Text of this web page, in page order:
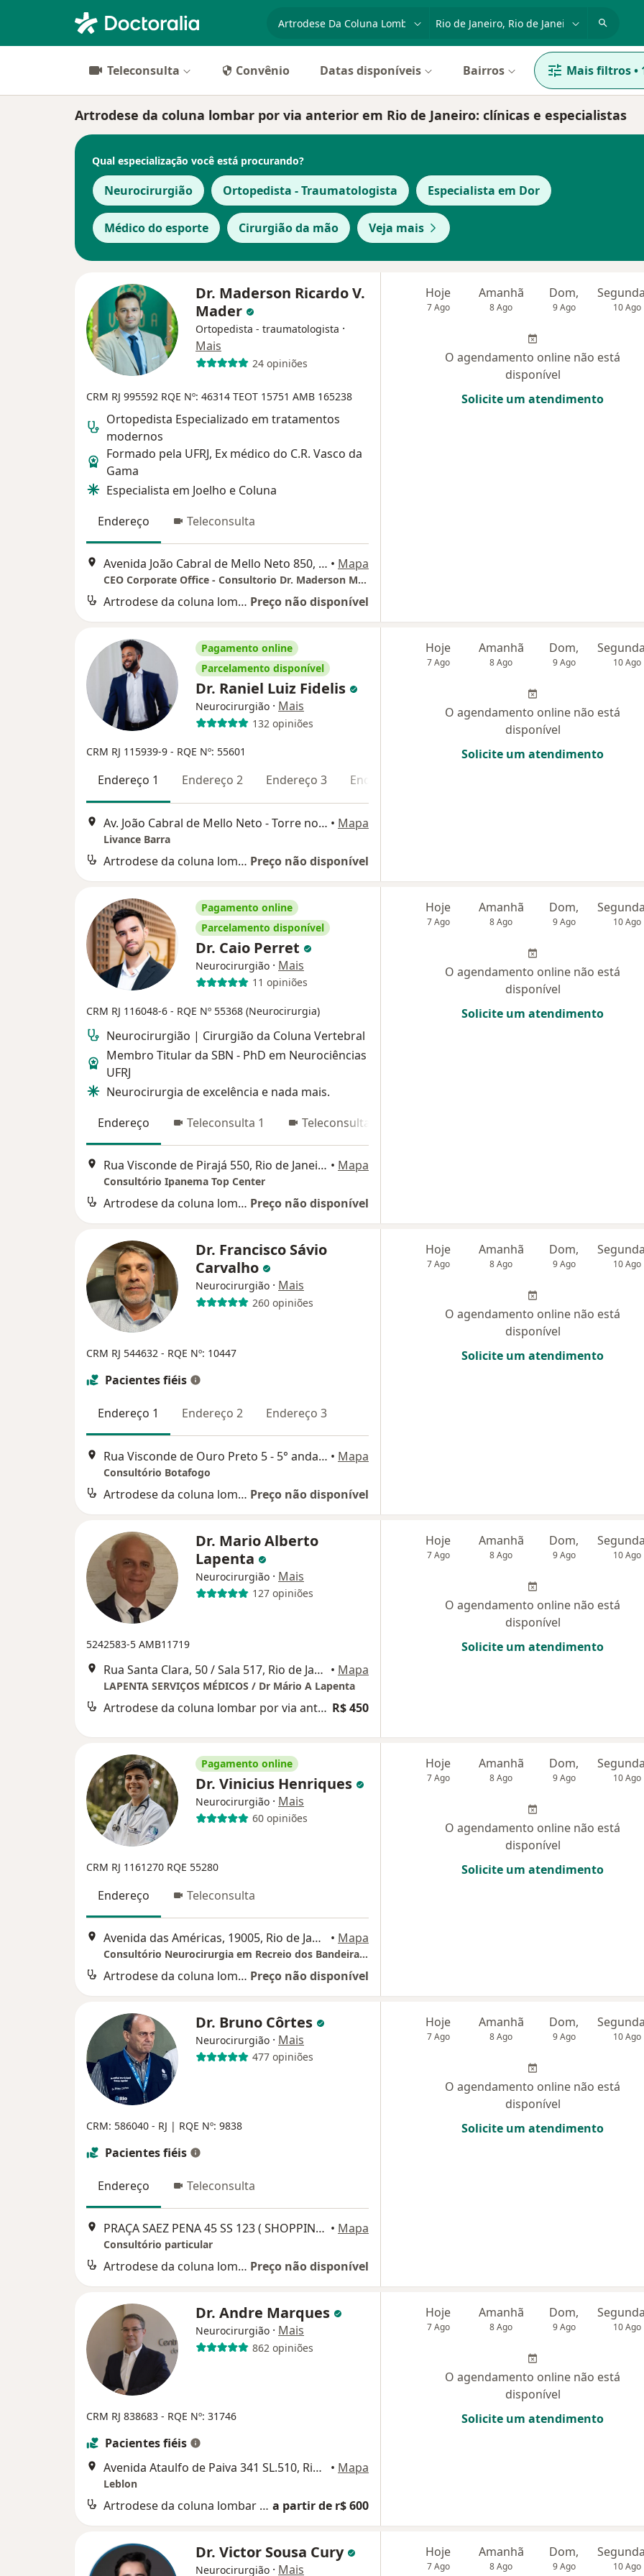
Teleconsulta Convênio Datas disponíveis Bairros Mais filtros•
Artrodese da coluna lombar por via anterior em Rio de Janeiro: clínicas e especialistas
Qual especialização você está procurando?
Neurocirurgião Ortopedista - Traumatologista Especialista em Dor
Médico do esporte Cirurgião da mão Veja mais
Dr. Maderson Ricardo V.
Mader
Ortopedista - traumatologista ·
Mais
24 opiniões
CRM RJ 995592 RQE Nº: 46314 TEOT 15751 AMB 165238
Ortopedista Especializado em tratamentos
modernos
Formado pela UFRJ, Ex médico do C.R. Vasco da
Gama
Especialista em Joelho e Coluna
Endereço
Teleconsulta
Avenida João Cabral de Mello Neto 850, Rio de Janeiro • Mapa
CEO Corporate Office - Consultorio Dr. Maderson Mader
Artrodese da coluna lombar por via anterior Preço não disponível
Hoje
7 Ago
Amanhã
8 Ago
Dom,
9 Ago 10 Ago
O agendamento online não está
disponível
Solicite um atendimento
Pagamento online
Parcelamento disponível
Dr. Raniel Luiz Fidelis
Neurocirurgião · Mais
132 opiniões
CRM RJ 115939-9 - RQE Nº: 55601
Endereço 1 Endereço 2 Endereço 3 Endereço 4
Av. João Cabral de Mello Neto - Torre norte 10 andar, Rio de Janeiro • Mapa
Livance Barra
Artrodese da coluna lombar por via anterior Preço não disponível
Hoje
7 Ago
Amanhã
8 Ago
Dom,
9 Ago 10 Ago
O agendamento online não está
disponível
Solicite um atendimento
Pagamento online
Parcelamento disponível
Dr. Caio Perret
Neurocirurgião · Mais
11 opiniões
CRM RJ 116048-6 - RQE Nº 55368 (Neurocirurgia)
Neurocirurgião | Cirurgião da Coluna Vertebral
Membro Titular da SBN - PhD em Neurociências
UFRJ
Neurocirurgia de excelência e nada mais.
Endereço
Teleconsulta 1 Teleconsulta 2
Rua Visconde de Pirajá 550, Rio de Janeiro • Mapa
Consultório Ipanema Top Center
Artrodese da coluna lombar por via anterior Preço não disponível
Hoje
7 Ago
Amanhã
8 Ago
Dom,
9 Ago 10 Ago
O agendamento online não está
disponível
Solicite um atendimento
Dr. Francisco Sávio
Carvalho
Neurocirurgião · Mais
260 opiniões
CRM RJ 544632 - RQE Nº: 10447
Pacientes fiéis
Endereço 1 Endereço 2 Endereço 3
Rua Visconde de Ouro Preto 5 - 5° andar, Rio de Janeiro • Mapa
Consultório Botafogo
Artrodese da coluna lombar por via anterior Preço não disponível
Hoje
7 Ago
Amanhã
8 Ago
Dom,
9 Ago 10 Ago
O agendamento online não está
disponível
Solicite um atendimento
Dr. Mario Alberto
Lapenta
Neurocirurgião · Mais
127 opiniões
5242583-5 AMB11719
Rua Santa Clara, 50 / Sala 517, Rio de Janeiro • Mapa
LAPENTA SERVIÇOS MÉDICOS / Dr Mário A Lapenta
Artrodese da coluna lombar por via anterior R$ 450
Hoje
7 Ago
Amanhã
8 Ago
Dom,
9 Ago 10 Ago
O agendamento online não está
disponível
Solicite um atendimento
Pagamento online
Dr. Vinicius Henriques
Neurocirurgião · Mais
60 opiniões
CRM RJ 1161270 RQE 55280
Endereço Teleconsulta
Avenida das Américas, 19005, Rio de Janeiro • Mapa
Consultório Neurocirurgia em Recreio dos Bandeirantes
Artrodese da coluna lombar por via anterior Preço não disponível
Hoje
7 Ago
Amanhã
8 Ago
Dom,
9 Ago 10 Ago
O agendamento online não está
disponível
Solicite um atendimento
Dr. Bruno Côrtes
Neurocirurgião · Mais
477 opiniões
CRM: 586040 - RJ | RQE Nº: 9838
Pacientes fiéis
Endereço Teleconsulta
PRAÇA SAEZ PENA 45 SS 123 ( SHOPPING 45 ), Rio de Janeiro • Mapa
Consultório particular
Artrodese da coluna lombar por via anterior Preço não disponível
Hoje
7 Ago
Amanhã
8 Ago
Dom,
9 Ago 10 Ago
O agendamento online não está
disponível
Solicite um atendimento
Dr. Andre Marques
Neurocirurgião · Mais
862 opiniões
CRM RJ 838683 - RQE Nº: 31746
Pacientes fiéis
Avenida Ataulfo de Paiva 341 SL.510, Rio de Janeiro
• Mapa
Leblon
Artrodese da coluna lombar por via anterior a partir de r$ 600
Hoje
7 Ago
Amanhã
8 Ago
Dom,
9 Ago 10 Ago
O agendamento online não está
disponível
Solicite um atendimento
Dr. Victor Sousa Cury
Neurocirurgião · Mais
Hoje
7 Ago
Amanhã
8 Ago
Dom,
9 Ago 10 Ago